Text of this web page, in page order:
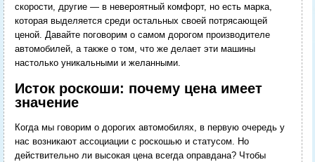
скорости, другие — в невероятный комфорт, но есть марка,
которая выделяется среди остальных своей потрясающей
ценой. Давайте поговорим о самом дорогом производителе
автомобилей, а также о том, что же делает эти машины
настолько уникальными и желанными.
Исток роскоши: почему цена имеет
значение
Когда мы говорим о дорогих автомобилях, в первую очередь у
нас возникают ассоциации с роскошью и статусом. Но
действительно ли высокая цена всегда оправдана? Чтобы